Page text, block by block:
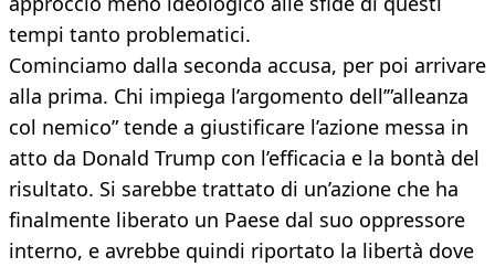
tempi tanto problematici.
Cominciamo dalla seconda accusa, per poi arrivare
alla prima. Chi impiega l’argomento dell’”alleanza
col nemico” tende a giustificare l’azione messa in
atto da Donald Trump con l’efficacia e la bontà del
risultato. Si sarebbe trattato di un’azione che ha
finalmente liberato un Paese dal suo oppressore
interno, e avrebbe quindi riportato la libertà dove